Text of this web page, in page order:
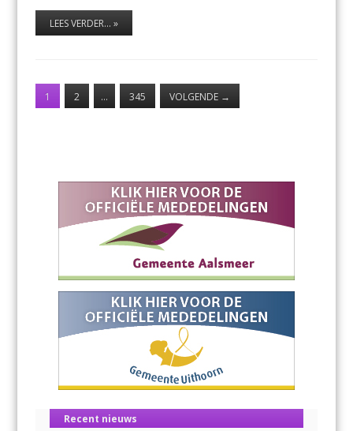
LEES VERDER... »
1 2 … 345 VOLGENDE →
Recent nieuws